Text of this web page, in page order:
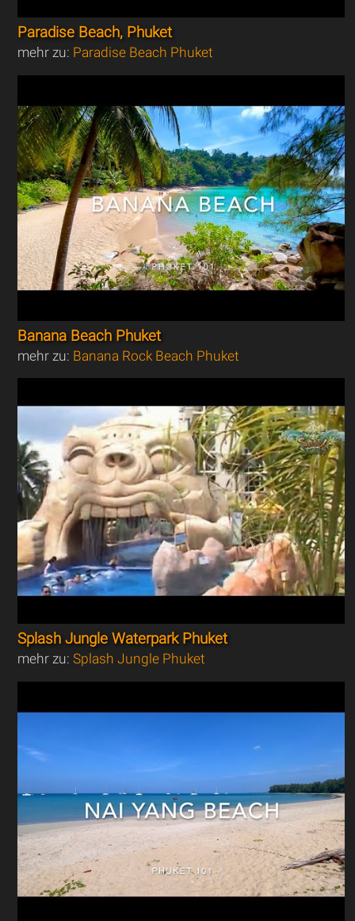
Paradise Beach, Phuket
mehr zu: Paradise Beach Phuket
Banana Beach Phuket
mehr zu: Banana Rock Beach Phuket
Splash Jungle Waterpark Phuket
mehr zu:Splash Jungle Phuket